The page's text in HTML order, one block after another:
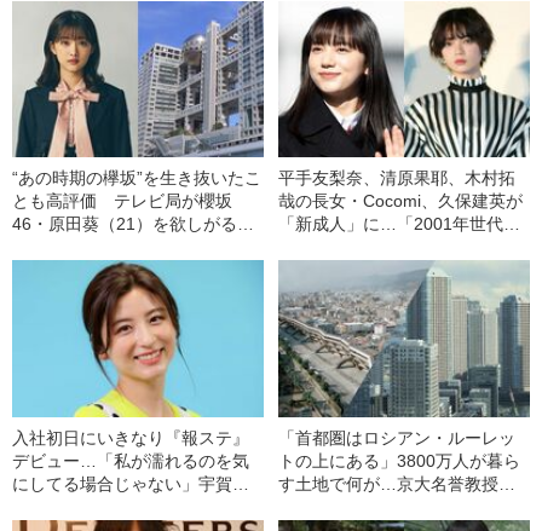
“あの時期の欅坂”を生き抜いたこ
とも高評価 テレビ局が櫻坂
46・原田葵（21）を欲しがる意
平手友梨奈、清原果耶、木村拓
哉の長女・Cocomi、久保建英が
「新成人」に…「2001年世代」
入社初日にいきなり『報ステ』
デビュー…「私が濡れるのを気
にしてる場合じゃない」宇賀な
「首都圏はロシアン・ルーレッ
トの上にある」3800万人が暮ら
す土地で何が…京大名誉教授が